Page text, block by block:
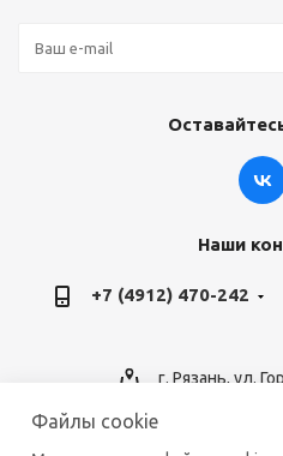
Наши
+7 (4912) 470-242
г. Рязань, ул.
Файлы cookie